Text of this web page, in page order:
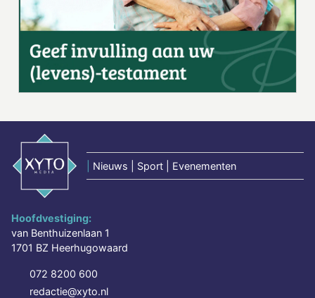
Nieuws | Sport | Evenementen
Hoofdvestiging:
van Benthuizenlaan 1
1701 BZ Heerhugowaard
072 8200 600
redactie@xyto.nl